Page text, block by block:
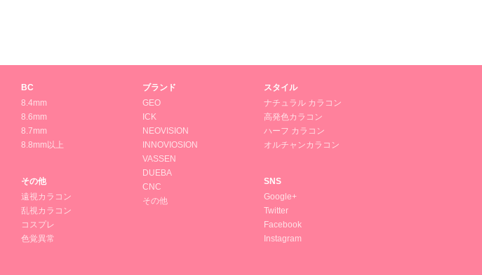
BC
8.4mm
8.6mm
8.7mm
8.8mm以上
その他
遠視カラコン
乱視カラコン
コスプレ
色覚異常
ブランド
GEO
ICK
NEOVISION
INNOVIOSION
VASSEN
DUEBA
CNC
その他
スタイル
ナチュラル カラコン
高発色カラコン
ハーフ カラコン
オルチャンカラコン
SNS
Google+
Twitter
Facebook
Instagram